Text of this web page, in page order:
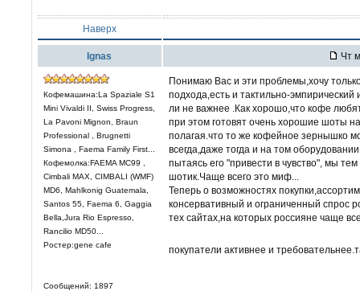
Наверх
Ignas Чт
Кофемашина:La Spaziale S1
Mini Vivaldi II, Swiss Progress,
La Pavoni Mignon, Braun
Professional , Brugnetti
Simona , Faema Family First...
Кофемолка:FAEMA MC99 ,
Cimbali MAX, CIMBALI (WMF)
MD6, Mahlkonig Guatemala,
Santos 55, Faema 6, Gaggia
Bella,Jura Rio Espresso,
Rancilio MD50...
Ростер:gene cafe
Сообщений: 1897
Понимаю Вас и эти проблемы,хочу
подхода,есть и тактильно-эмпирический
ли не важнее .Как хорошо,что кофе
при этом готовят очень хорошие шоты
полагая.что то же кофейное зернышко
всегда,даже тогда и на том
пытаясь его "привести в чувство", мы
шотик.Чаще всего это миф...
Теперь о возможностях
консервативный и ограниченный спрос
тех сайтах,на которых россияне чаще
покупатели активнее и